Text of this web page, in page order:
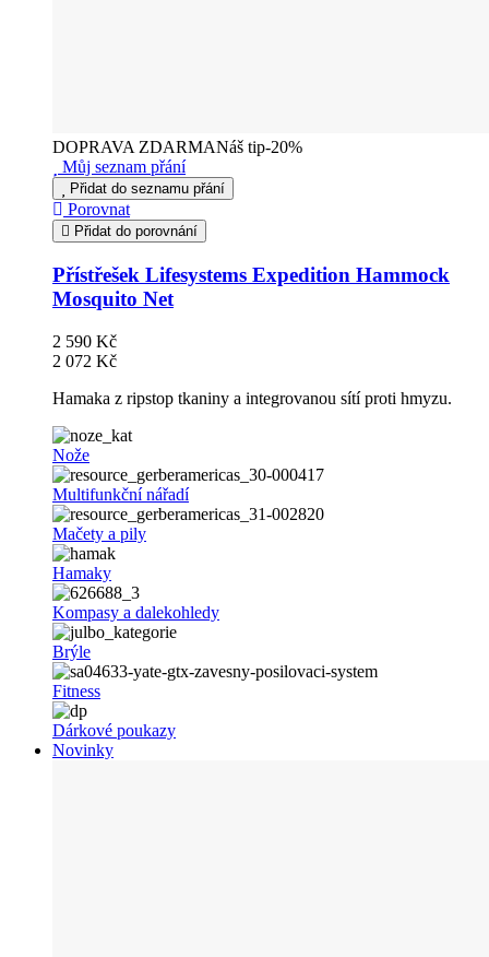
DOPRAVA ZDARMANáš tip-20%
Můj seznam přání
Přidat do seznamu přání
Porovnat
Přidat do porovnání
Přístřešek Lifesystems Expedition Hammock
Mosquito Net
2 590 Kč
2 072 Kč
Hamaka z ripstop tkaniny a integrovanou sítí proti hmyzu.
Nože
Multifunkční nářadí
Mačety a pily
Hamaky
Kompasy a dalekohledy
Brýle
Fitness
Dárkové poukazy
Novinky